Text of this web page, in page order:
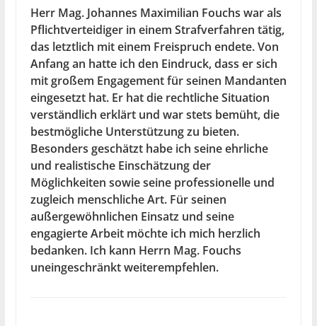
Herr Mag. Johannes Maximilian Fouchs war als
Pflichtverteidiger in einem Strafverfahren tätig,
das letztlich mit einem Freispruch endete. Von
Anfang an hatte ich den Eindruck, dass er sich
mit großem Engagement für seinen Mandanten
eingesetzt hat. Er hat die rechtliche Situation
verständlich erklärt und war stets bemüht, die
bestmögliche Unterstützung zu bieten.
Besonders geschätzt habe ich seine ehrliche
und realistische Einschätzung der
Möglichkeiten sowie seine professionelle und
zugleich menschliche Art. Für seinen
außergewöhnlichen Einsatz und seine
engagierte Arbeit möchte ich mich herzlich
bedanken. Ich kann Herrn Mag. Fouchs
uneingeschränkt weiterempfehlen.